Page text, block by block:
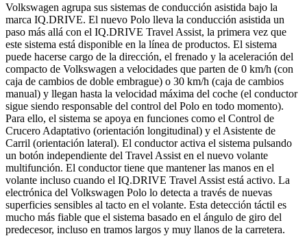
Volkswagen agrupa sus sistemas de conducción asistida bajo la
marca IQ.DRIVE. El nuevo Polo lleva la conducción asistida un
paso más allá con el IQ.DRIVE Travel Assist, la primera vez que
este sistema está disponible en la línea de productos. El sistema
puede hacerse cargo de la dirección, el frenado y la aceleración del
compacto de Volkswagen a velocidades que parten de 0 km/h (con
caja de cambios de doble embrague) o 30 km/h (caja de cambios
manual) y llegan hasta la velocidad máxima del coche (el conductor
sigue siendo responsable del control del Polo en todo momento).
Para ello, el sistema se apoya en funciones como el Control de
Crucero Adaptativo (orientación longitudinal) y el Asistente de
Carril (orientación lateral). El conductor activa el sistema pulsando
un botón independiente del Travel Assist en el nuevo volante
multifunción. El conductor tiene que mantener las manos en el
volante incluso cuando el IQ.DRIVE Travel Assist está activo. La
electrónica del Volkswagen Polo lo detecta a través de nuevas
superficies sensibles al tacto en el volante. Esta detección táctil es
mucho más fiable que el sistema basado en el ángulo de giro del
predecesor, incluso en tramos largos y muy llanos de la carretera.